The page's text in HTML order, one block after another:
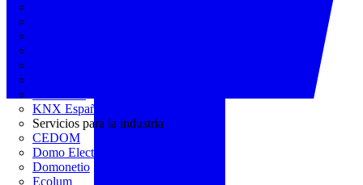
KNX España
Servicios para la industria
CEDOM
Domo Electra
Domonetio
Ecolum